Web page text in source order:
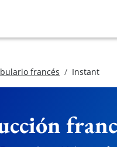
francés Instant